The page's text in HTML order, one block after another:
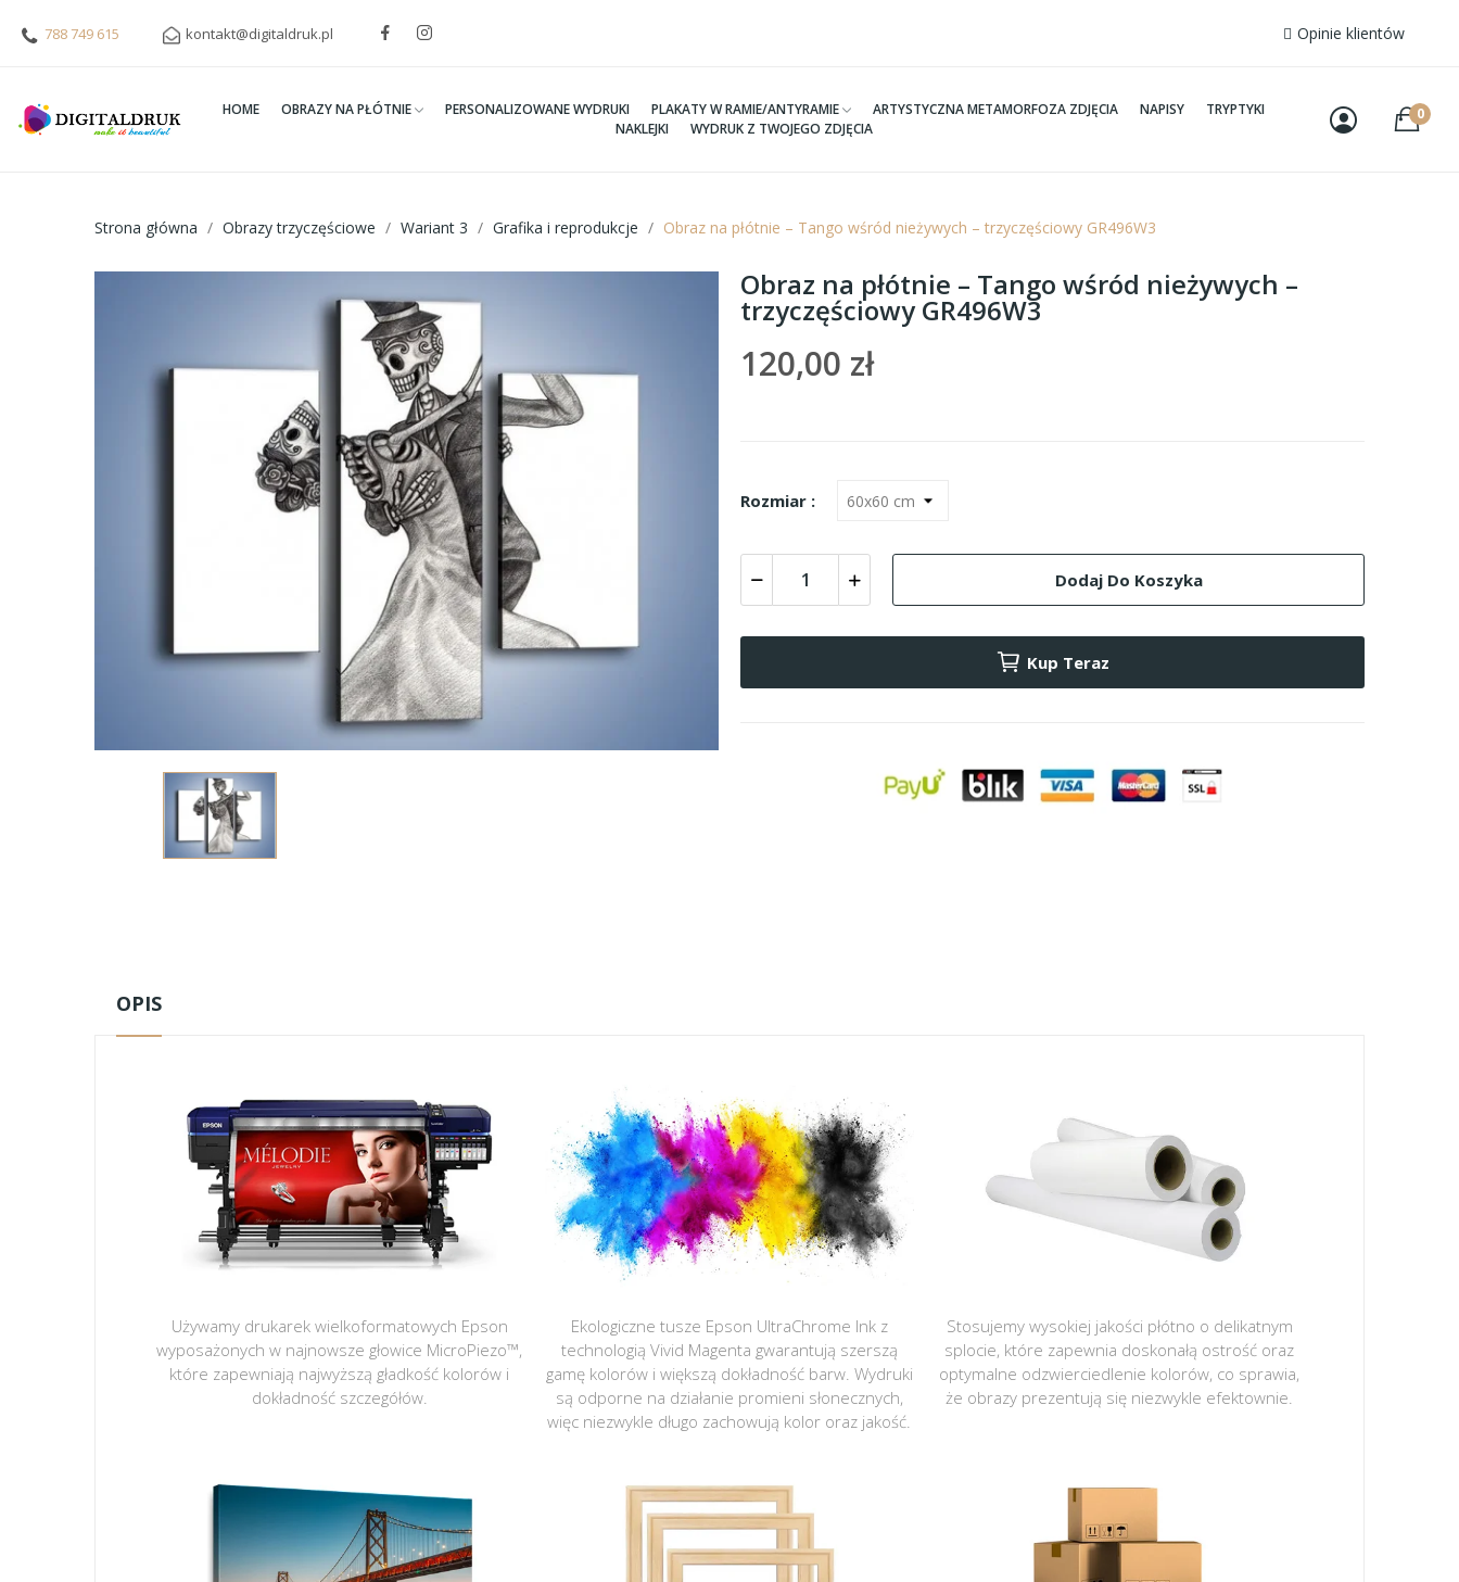
788 749 615 kontakt@digitaldruk.pl Opinie klientów
HOME OBRAZY NA PŁÓTNIE PERSONALIZOWANE WYDRUKI PLAKATY W RAMIE/ANTYRAMIE ARTYSTYCZNA METAMORFOZA ZDJĘCIA NAPISY
TRYPTYKI
NAKLEJKI
WYDRUK Z TWOJEGO ZDJĘCIA
0
Strona główna Obrazy trzyczęściowe Wariant 3 Grafika i reprodukcje Obraz na płótnie – Tango wśród nieżywych – trzyczęściowy GR496W3
Obraz na płótnie – Tango wśród nieżywych –
trzyczęściowy GR496W3
120,00 zł
Rozmiar :
Dodaj Do Koszyka
Kup Teraz
OPIS
Używamy drukarek wielkoformatowych Epson
wyposażonych w najnowsze głowice MicroPiezo™,
które zapewniają najwyższą gładkość kolorów i
dokładność szczegółów.
Ekologiczne tusze Epson UltraChrome Ink z
technologią Vivid Magenta gwarantują szerszą
gamę kolorów i większą dokładność barw. Wydruki
są odporne na działanie promieni słonecznych,
więc niezwykle długo zachowują kolor oraz jakość.
Stosujemy wysokiej jakości płótno o delikatnym
splocie, które zapewnia doskonałą ostrość oraz
optymalne odzwierciedlenie kolorów, co sprawia,
że obrazy prezentują się niezwykle efektownie.